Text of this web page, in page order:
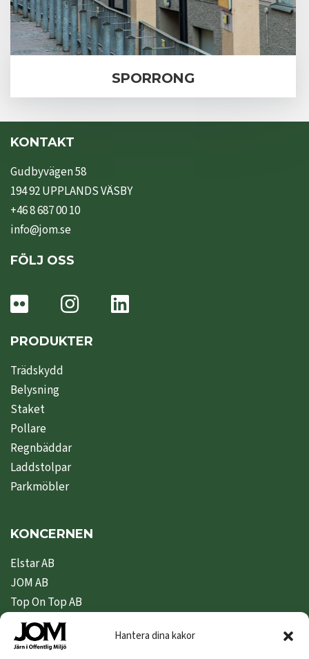
Hantera dina kakor
SPORRONG
KONTAKT
Gudbyvägen 58
194 92 UPPLANDS VÄSBY
+46 8 687 00 10
info@jom.se
FÖLJ OSS
PRODUKTER
Trädskydd
Belysning
Staket
Pollare
Regnbäddar
Laddstolpar
Parkmöbler
KONCERNEN
Elstar AB
JOM AB
Top On Top AB
Nipeda AB
Nivex Topsafe AB